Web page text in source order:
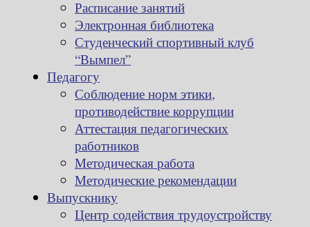
Расписание занятий
Электронная библиотека
Студенческий спортивный клуб
“Вымпел”
Педагогу
Соблюдение норм этики,
противодействие коррупции
Аттестация педагогических
работников
Методическая работа
Методические рекомендации
Выпускнику
Центр содействия трудоустройству